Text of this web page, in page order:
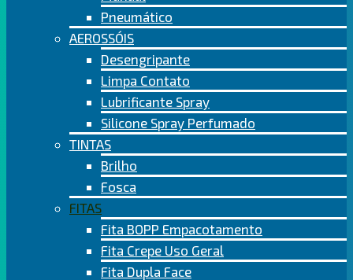
Pneumático
AEROSSÓIS
Desengripante
Limpa Contato
Lubrificante Spray
Silicone Spray Perfumado
TINTAS
Brilho
Fosca
FITAS
Fita BOPP Empacotamento
Fita Crepe Uso Geral
Fita Dupla Face